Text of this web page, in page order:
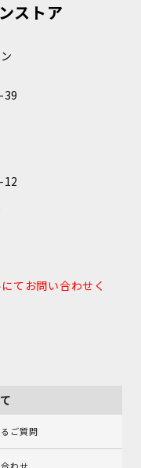
ストア
39
12
てお問い合わせく
ご質問
わせ